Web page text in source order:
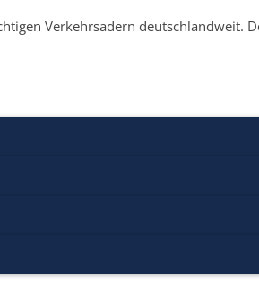
Verkehrsadern deutschlandweit.